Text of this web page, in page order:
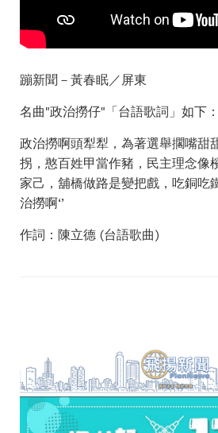
蹦新聞－黃春眠／屏東
名曲"政治撈仔"「台語歌詞」如下：
政治撈啊頭犁犁，為著選舉擱嘴甜
拐，憨百姓甲當作豬，民主理念像
家己，舖橋做路是變把戲，吃銅
治撈啊‘’
作詞：陳立德 (台語歌曲)